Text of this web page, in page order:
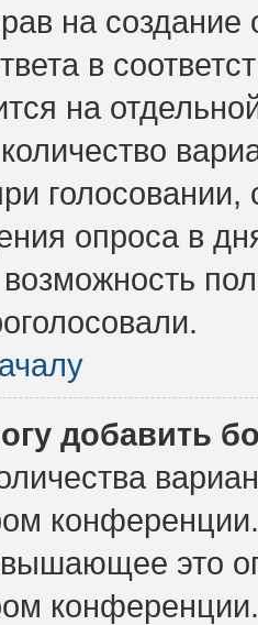
на
в
на
опроса в
добавить
это
конференции.